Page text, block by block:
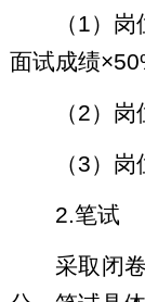
（1）
面试成绩
（2）
（3）
2.笔试
采取闭